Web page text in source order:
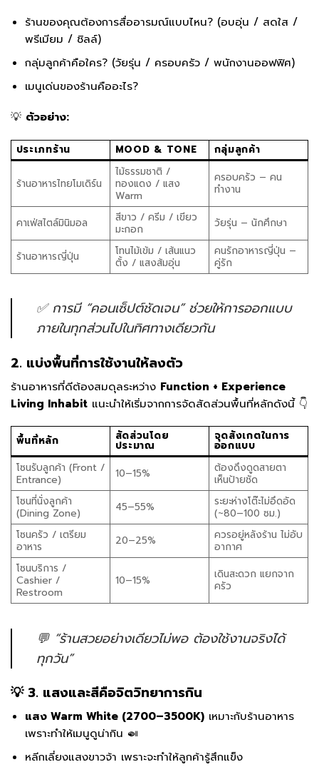
ร้านของคุณต้องการสื่ออารมณ์แบบไหน? (อบอุ่น / สดใส /
พรีเมียม / ชิลล์)
กลุ่มลูกค้าคือใคร? (วัยรุ่น / ครอบครัว / พนักงานออฟฟิศ)
เมนูเด่นของร้านคืออะไร?
💡 ตัวอย่าง:
ประเภทร้าน MOOD & TONE กลุ่มลูกค้า
ร้านอาหารไทยโมเดิร์น
ไม้ธรรมชาติ /
ทองแดง / แสง
Warm
ครอบครัว – คน
ทำงาน
คาเฟ่สไตล์มินิมอล
สีขาว / ครีม / เขียว
มะกอก
วัยรุ่น – นักศึกษา
ร้านอาหารญี่ปุ่น
โทนไม้เข้ม / เส้นแนว
ตั้ง / แสงส้มอุ่น
คนรักอาหารญี่ปุ่น –
คู่รัก
✅ การมี “คอนเซ็ปต์ชัดเจน” ช่วยให้การออกแบบ
ภายในทุกส่วนไปในทิศทางเดียวกัน
2. แบ่งพื้นที่การใช้งานให้ลงตัว
ร้านอาหารที่ดีต้องสมดุลระหว่าง Function + Experience
Living Inhabit แนะนำให้เริ่มจากการจัดสัดส่วนพื้นที่หลักดังนี้ 👇
พื้นที่หลัก สัดส่วนโดย
ประมาณ
จุดสังเกตในการ
ออกแบบ
โซนรับลูกค้า (Front /
Entrance)
10–15%
ต้องดึงดูดสายตา
เห็นป้ายชัด
โซนที่นั่งลูกค้า
(Dining Zone)
45–55%
ระยะห่างโต๊ะไม่อึดอัด
(~80–100 ซม.)
โซนครัว / เตรียม
อาหาร
20–25%
ควรอยู่หลังร้าน ไม่อับ
อากาศ
โซนบริการ /
Cashier /
Restroom
10–15%
เดินสะดวก แยกจาก
ครัว
💬 “ร้านสวยอย่างเดียวไม่พอ ต้องใช้งานจริงได้
ทุกวัน”
💡 3. แสงและสีคือจิตวิทยาการกิน
แสง Warm White (2700–3500K)เหมาะกับร้านอาหาร
เพราะทำให้เมนูดูน่ากิน 🍛
หลีกเลี่ยงแสงขาวจ้า เพราะจะทำให้ลูกค้ารู้สึกแข็ง